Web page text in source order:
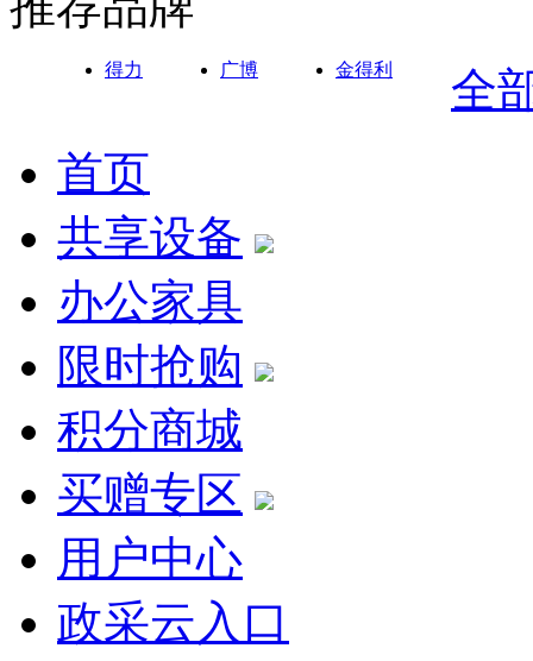
得力 广博 金得利
全
首页
共享设备
办公家具
限时抢购
积分商城
买赠专区
用户中心
政采云入口